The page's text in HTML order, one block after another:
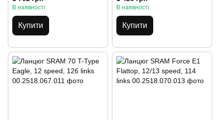
В наявності
Купити
В наявності
Купити